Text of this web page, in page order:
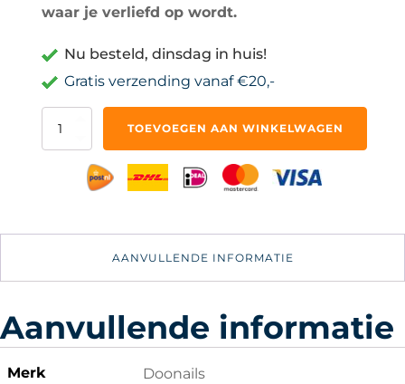
waar je verliefd op wordt.
Nu besteld, dinsdag in huis!
Gratis verzending vanaf €20,-
Doonails
Valentijnsdag
TOEVOEGEN AAN WINKELWAGEN
AANVULLENDE INFORMATIE
Aanvullende informatie
Merk Doonails